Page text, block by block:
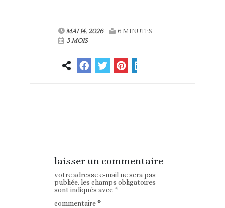
MAI 14, 2026
6 MINUTES
3 MOIS
laisser un commentaire
votre adresse e-mail ne sera pas
publiée. les champs obligatoires
sont indiqués avec*
commentaire*